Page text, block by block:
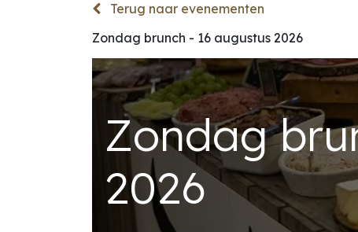
Terug naar evenementen
Zondag brunch - 16 augustus 2026
Zondag
2026